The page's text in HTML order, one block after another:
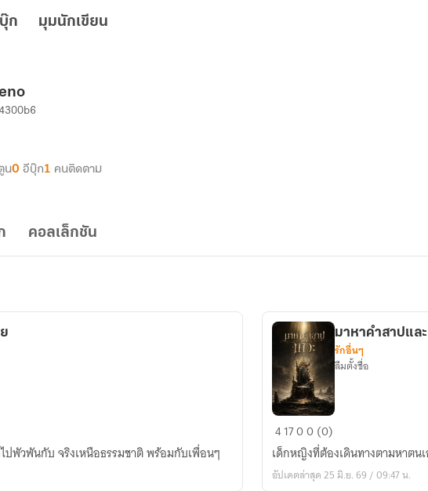
ก มุมนักเขียน
น0 อีบุ๊ก1 คนติดตาม
คอลเล็กชัน
ปพัวพันกับ จริงเหนือธรรมชาติ พร้อมกับเพื่อนๆ
มา
หา
คำ
สาป
มาหาคำสาปและ
รักอื่นๆ
ลืมตั้งชื่อ
41700 (0)
เด็กหญิงที่ต้องเดินทางตามหาตน
อัปเดตล่าสุด 25 มิ.ย. 69 / 09:47 น.